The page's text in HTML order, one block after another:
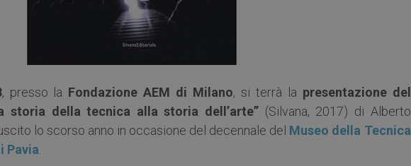
, presso la Fondazione AEM di Milano, si terrà la presentazione del
storia della tecnica alla storia dell’arte” (Silvana, 2017) di Alberto
lo scorso anno in occasione del decennale del Museo della Tecnica
Pavia